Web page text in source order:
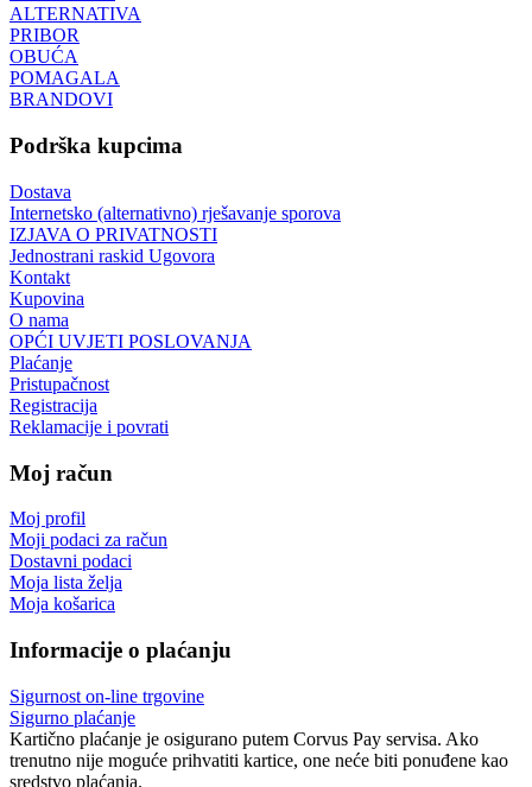
ALTERNATIVA
PRIBOR
OBUĆA
POMAGALA
BRANDOVI
Podrška kupcima
Dostava
Internetsko (alternativno) rješavanje sporova
IZJAVA O PRIVATNOSTI
Jednostrani raskid Ugovora
Kontakt
Kupovina
O nama
OPĆI UVJETI POSLOVANJA
Plaćanje
Pristupačnost
Registracija
Reklamacije i povrati
Moj račun
Moj profil
Moji podaci za račun
Dostavni podaci
Moja lista želja
Moja košarica
Informacije o plaćanju
Sigurnost on-line trgovine
Sigurno plaćanje
Kartično plaćanje je osigurano putem Corvus Pay servisa. Ako
trenutno nije moguće prihvatiti kartice, one neće biti ponuđene kao
sredstvo plaćanja.